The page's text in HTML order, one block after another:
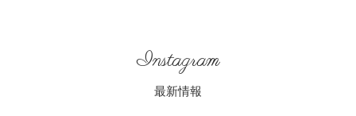
Instagram
最新情報